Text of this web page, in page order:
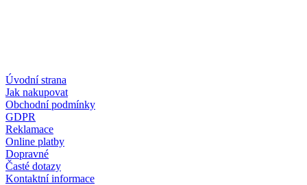
Úvodní strana
Jak nakupovat
Obchodní podmínky
GDPR
Reklamace
Online platby
Dopravné
Časté dotazy
Kontaktní informace